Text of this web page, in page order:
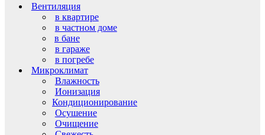
Вентиляция
в квартире
в частном доме
в бане
в гараже
в погребе
Микроклимат
Влажность
Ионизация
Кондиционирование
Осушение
Очищение